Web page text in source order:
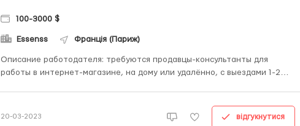
100-3000 $
Essenss Франція (Париж)
Описание работодателя: требуются продавцы-консультанты для
работы в интернет-магазине, на дому или удалённо, с выездами 1-2
продажах или хорошая обучаемость в процессе работы, ...
20-03-2023 відгукнутися